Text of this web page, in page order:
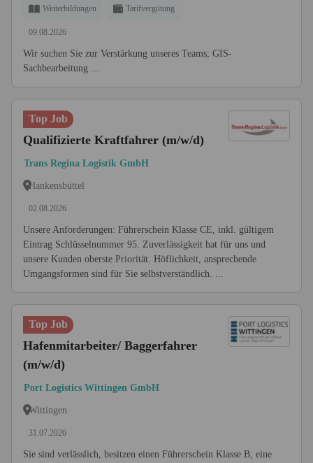
Weiterbildungen Tarifvergütung
09.08.2026
Wir suchen Sie zur Verstärkung unseres Teams; GIS-
Sachbearbeitung ...
Top Job
Qualifizierte Kraftfahrer (m/w/d)
Trans Regina Logistik GmbH
Hankensbüttel
02.08.2026
Unsere Anforderungen: Führerschein Klasse CE, inkl. gültigem
Eintrag Schlüsselnummer 95. Zuverlässigkeit hat für uns und
unsere Kunden oberste Priorität. Höflichkeit, ansprechende
Umgangsformen sind für Sie selbstverständlich. ...
Top Job
Hafenmitarbeiter/ Baggerfahrer
(m/w/d)
Port Logistics Wittingen GmbH
Wittingen
31.07.2026
Sie sind verlässlich, besitzen einen Führerschein Klasse B, eine